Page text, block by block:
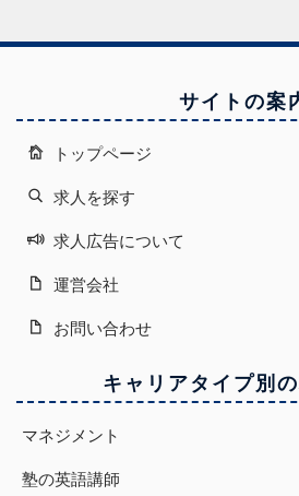
サイトの案
トップページ
求人を探す
求人広告について
運営会社
お問い合わせ
キャリアタイプ別
マネジメント
塾の英語講師